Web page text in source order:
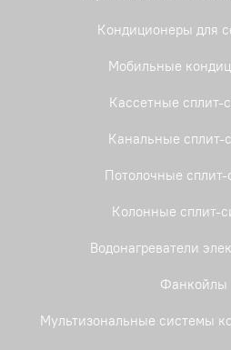
Кондиционеры для
Мобильные
Кассетные сплит-
Канальные сплит-
Потолочные
Колонные сплит-
Водонагреватели
Фанкойлы
Мультизональные системы